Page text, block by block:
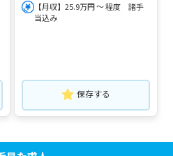
【月収】25.9万円 ～ 程度 諸手
当込み
保存する